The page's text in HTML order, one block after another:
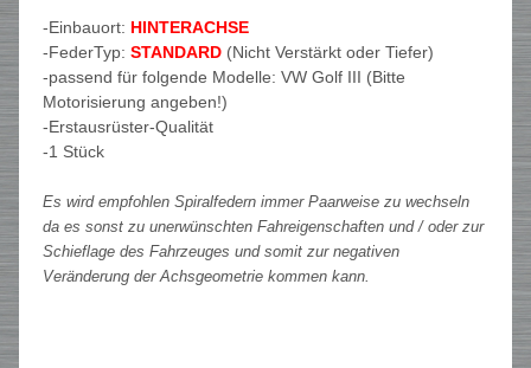
-Einbauort: HINTERACHSE
-FederTyp: STANDARD (Nicht Verstärkt oder Tiefer)
-passend für folgende Modelle: VW Golf III (Bitte
Motorisierung angeben!)
-Erstausrüster-Qualität
-1 Stück
Es wird empfohlen Spiralfedern immer Paarweise zu wechseln
da es sonst zu unerwünschten Fahreigenschaften und / oder zur
Schieflage des Fahrzeuges und somit zur negativen
Veränderung der Achsgeometrie kommen kann.